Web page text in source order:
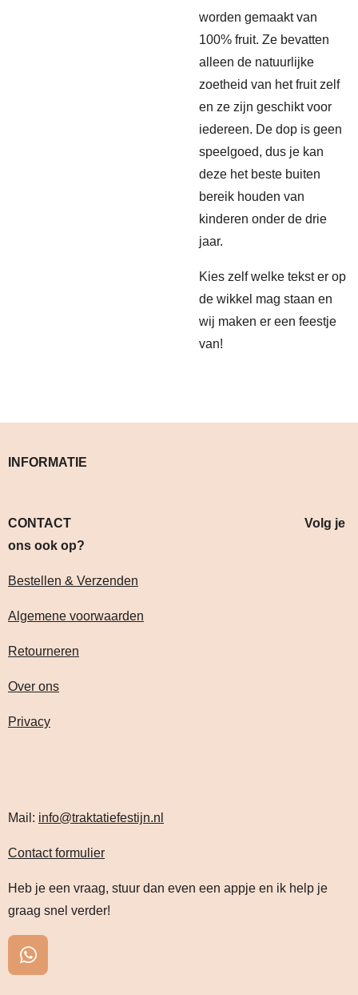
worden gemaakt van
100% fruit. Ze bevatten
alleen de natuurlijke
zoetheid van het fruit zelf
en ze zijn geschikt voor
iedereen. De dop is geen
speelgoed, dus je kan
deze het beste buiten
bereik houden van
kinderen onder de drie
jaar.
Kies zelf welke tekst er op
de wikkel mag staan en
wij maken er een feestje
van!
INFORMATIE
CONTACT Volg je
ons ook op?
Bestellen & Verzenden
Algemene voorwaarden
Retourneren
Over ons
Privacy
Mail: info@traktatiefestijn.nl
Contact formulier
Heb je een vraag, stuur dan even een appje en ik help je
graag snel verder!
W